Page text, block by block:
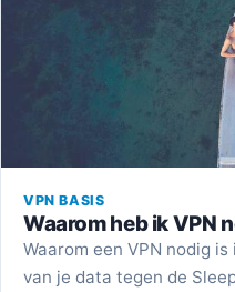
VPN BASIS
Waarom heb ik VPN
Waarom een VPN nodig
van je data tegen de